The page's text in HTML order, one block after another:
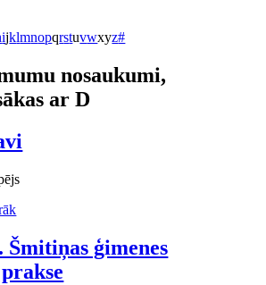
ijklmnopqrstuvwxyz#
nosaukumi,
ar D
Šmitiņas ģimenes